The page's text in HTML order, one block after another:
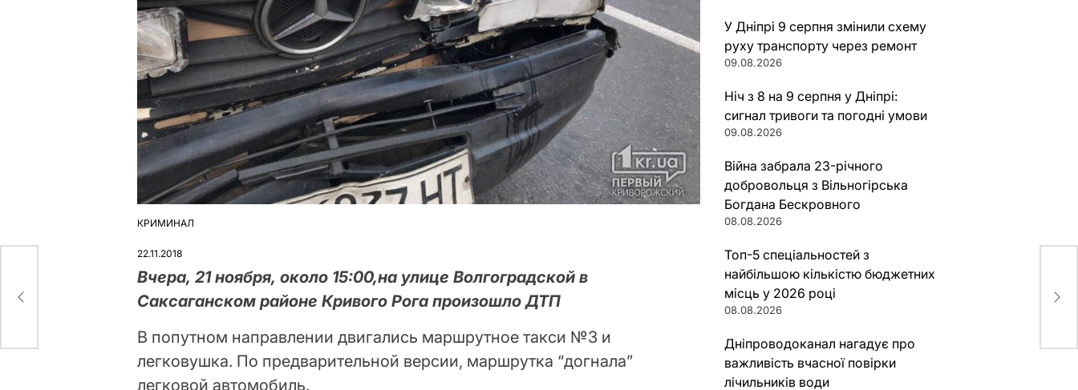
ОПУБЛІКУВАТИ
КРИМИНАЛ
22.11.2018
Вчера, 21 ноября, около 15:00,на улице Волгоградской в
Саксаганском районе Кривого Рога произошло ДТП
В попутном направлении двигались маршрутное такси №3 и
легковушка. По предварительной версии, маршрутка “догнала”
легковой автомобиль.
У Дніпрі 9 серпня змінили схему
руху транспорту через ремонт
09.08.2026
Ніч з 8 на 9 серпня у Дніпрі:
сигнал тривоги та погодні умови
09.08.2026
Війна забрала 23-річного
добровольця з Вільногірська
Богдана Бескровного
08.08.2026
Топ-5 спеціальностей з
найбільшою кількістю бюджетних
місць у 2026 році
08.08.2026
Дніпроводоканал нагадує про
важливість вчасної повірки
лічильників води